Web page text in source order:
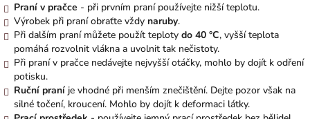
Praní v pračce - při prvním praní používejte nižší teplotu.
Výrobek při praní obraťte vždy naruby.
Při dalším praní můžete použít teploty do 40 °C, vyšší teplota
pomáhá rozvolnit vlákna a uvolnit tak nečistoty.
Při praní v pračce nedávejte nejvyšší otáčky, mohlo by dojít k odření
potisku.
Ruční praní je vhodné při menším znečištění. Dejte pozor však na
silné točení, kroucení. Mohlo by dojít k deformaci látky.